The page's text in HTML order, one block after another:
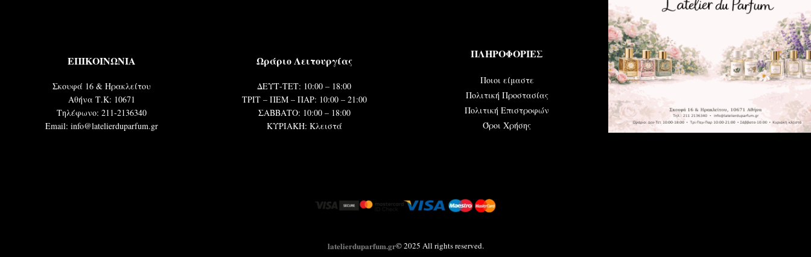
ΕΠΙΚΟΙΝΩΝΙΑ
Σκουφά 16 & Ηρακλείτου
Αθήνα Τ.Κ: 10671
Τηλέφωνο: 211-2136340
Email: info@latelierduparfum.gr
Ωράριο Λειτουργίας
ΔΕΥΤ-ΤΕΤ: 10:00 – 18:00
ΤΡΙΤ – ΠΕΜ – ΠΑΡ: 10:00 – 21:00
ΣΑΒΒΑΤΟ: 10:00 – 18:00
ΚΥΡΙΑΚΗ: Κλειστά
ΠΛΗΡΟΦΟΡΙΕΣ
Ποιοι είμαστε
Πολιτική Προστασίας
Πολιτική Επιστροφών
Όροι Χρήσης
latelierduparfum.gr© 2025 All rights reserved.